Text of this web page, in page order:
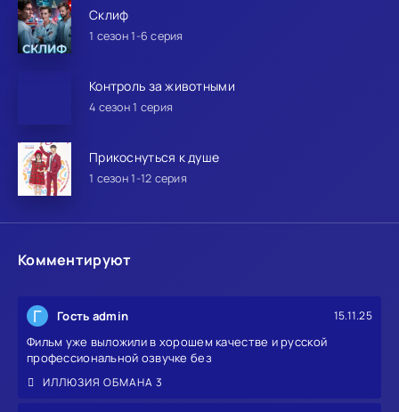
Склиф
1 сезон 1-6 серия
Контроль за животными
4 сезон 1 серия
Прикоснуться к душе
1 сезон 1-12 серия
Комментируют
Г Гость admin 15.11.25
Фильм уже выложили в хорошем качестве и русской
профессиональной озвучке без
ИЛЛЮЗИЯ ОБМАНА 3